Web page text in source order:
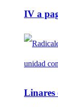
IV a
Linares